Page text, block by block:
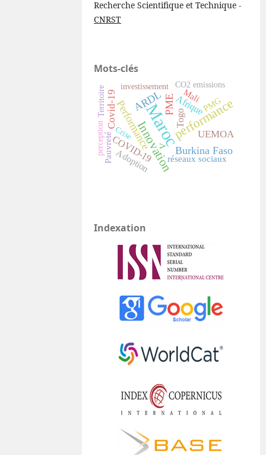
Recherche Scientifique et Technique -
CNRST
Mots-clés
Marocperformance
Innovation
Performance Burkina Faso
ARDLPME
Covid-19
UEMOA
Afrique
COVID-19
Adoption
Togo
Pauvreté réseaux sociaux
V
MaliPMG
CO2 emissions
perception
Territoire
Crise
investissement
Indexation